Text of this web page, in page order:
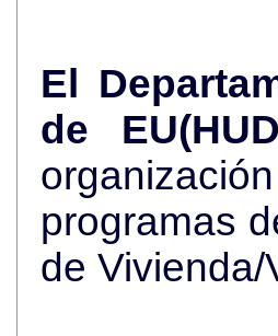
El
de
programas
de